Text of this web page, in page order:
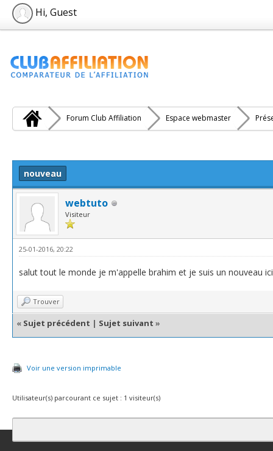
Hi, Guest
Forum Club Affiliation Espace webmaster
nouveau
webtuto
Visiteur
25-01-2016, 20:22
salut tout le monde je m'appelle brahim et je suis un nouveau ici
Trouver
« Sujet précédent | Sujet suivant »
Voir une version imprimable
Utilisateur(s) parcourant ce sujet : 1 visiteur(s)
Contact Club Affiliation Retourner en haut Version bas-débit